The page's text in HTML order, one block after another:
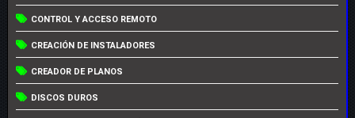
CONTROL Y ACCESO REMOTO
CREACIÓN DE INSTALADORES
CREADOR DE PLANOS
DISCOS DUROS